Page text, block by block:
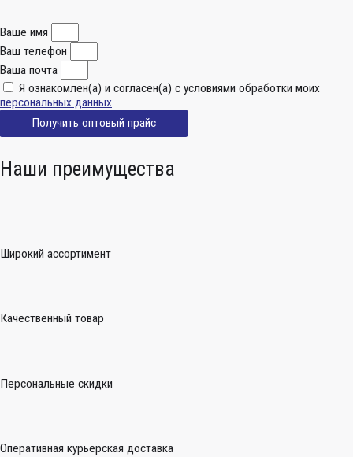
Ваше имя
Ваш телефон
Ваша почта
Я ознакомлен(а) и согласен(а) с условиями обработки моих
персональных данных
Получить оптовый прайс
Наши преимущества
Широкий ассортимент
Качественный товар
Персональные скидки
Оперативная курьерская доставка